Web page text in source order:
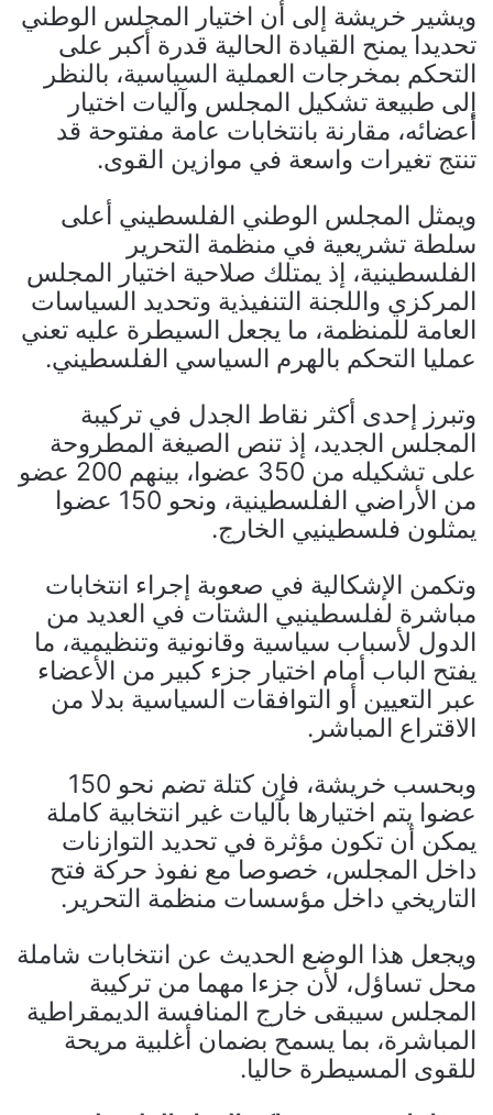
ويشير خريشة إلى أن اختيار المجلس الوطني
تحديدا يمنح القيادة الحالية قدرة أكبر على
التحكم بمخرجات العملية السياسية، بالنظر
إلى طبيعة تشكيل المجلس وآليات اختيار
أعضائه، مقارنة بانتخابات عامة مفتوحة قد
تنتج تغيرات واسعة في موازين القوى.
ويمثل المجلس الوطني الفلسطيني أعلى
سلطة تشريعية في منظمة التحرير
الفلسطينية، إذ يمتلك صلاحية اختيار المجلس
المركزي واللجنة التنفيذية وتحديد السياسات
العامة للمنظمة، ما يجعل السيطرة عليه تعني
عمليا التحكم بالهرم السياسي الفلسطيني.
وتبرز إحدى أكثر نقاط الجدل في تركيبة
المجلس الجديد، إذ تنص الصيغة المطروحة
على تشكيله من 350 عضوا، بينهم 200 عضو
من الأراضي الفلسطينية، ونحو 150 عضوا
يمثلون فلسطينيي الخارج.
وتكمن الإشكالية في صعوبة إجراء انتخابات
مباشرة لفلسطينيي الشتات في العديد من
الدول لأسباب سياسية وقانونية وتنظيمية، ما
يفتح الباب أمام اختيار جزء كبير من الأعضاء
عبر التعيين أو التوافقات السياسية بدلا من
الاقتراع المباشر.
وبحسب خريشة، فإن كتلة تضم نحو 150
عضوا يتم اختيارها بآليات غير انتخابية كاملة
يمكن أن تكون مؤثرة في تحديد التوازنات
داخل المجلس، خصوصا مع نفوذ حركة فتح
التاريخي داخل مؤسسات منظمة التحرير.
ويجعل هذا الوضع الحديث عن انتخابات شاملة
محل تساؤل، لأن جزءا مهما من تركيبة
المجلس سيبقى خارج المنافسة الديمقراطية
المباشرة، بما يسمح بضمان أغلبية مريحة
للقوى المسيطرة حاليا.